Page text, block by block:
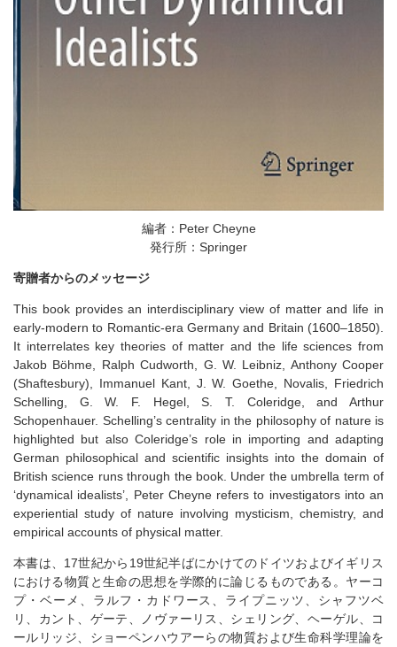
編者：Peter Cheyne
発行所：Springer
寄贈者からのメッセージ
This book provides an interdisciplinary view of matter and life in
early-modern to Romantic-era Germany and Britain (1600–1850).
It interrelates key theories of matter and the life sciences from
Jakob Böhme, Ralph Cudworth, G. W. Leibniz, Anthony Cooper
(Shaftesbury), Immanuel Kant, J. W. Goethe, Novalis, Friedrich
Schelling, G. W. F. Hegel, S. T. Coleridge, and Arthur
Schopenhauer. Schelling’s centrality in the philosophy of nature is
highlighted but also Coleridge’s role in importing and adapting
German philosophical and scientific insights into the domain of
British science runs through the book. Under the umbrella term of
‘dynamical idealists’, Peter Cheyne refers to investigators into an
experiential study of nature involving mysticism, chemistry, and
empirical accounts of physical matter.
本書は、17世紀から19世紀半ばにかけてのドイツおよびイギリス
における物質と生命の思想を学際的に論じるものである。ヤーコ
プ・ベーメ、ラルフ・カドワース、ライプニッツ、シャフツベ
リ、カント、ゲーテ、ノヴァーリス、シェリング、ヘーゲル、コ
ールリッジ、ショーペンハウアーらの物質および生命科学理論を